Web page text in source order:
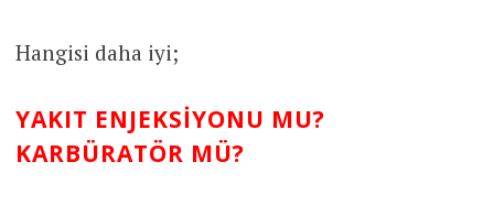
Hangisi daha iyi;
YAKIT ENJEKSIYONU MU?
KARBÜRATÖR MÜ?